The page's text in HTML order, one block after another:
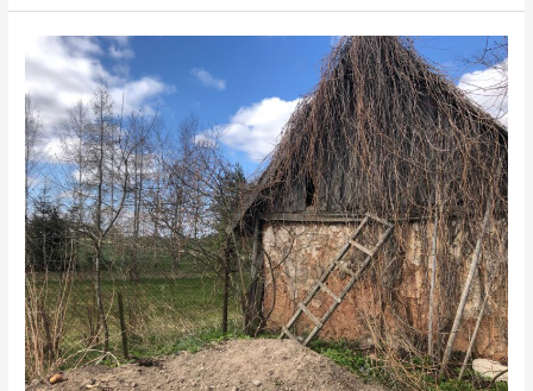
aiamaa
töö
ei
lõppe
kunagi